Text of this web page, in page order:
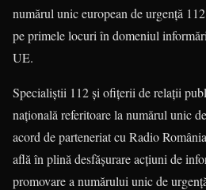
numărul unic european de urgenţă
pe primele locuri în domeniul
UE.
Specialiştii 112 şi ofiţerii de relaţii
naţională referitoare la numărul unic
acord de parteneriat cu Radio
află în plină desfăşurare acţiuni de
promovare a nu­mă­rului unic de